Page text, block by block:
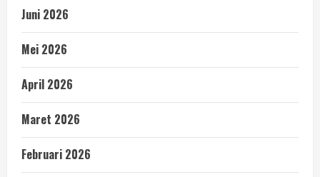
Juni 2026
Mei 2026
April 2026
Maret 2026
Februari 2026